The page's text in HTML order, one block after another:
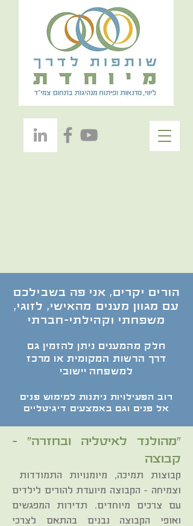
הורים יקרים, אני פה בשבילכם
עם מגוון מענים מהאישי, לזוגי,
משפחתי וקהילתי-חברתי
חלק מהמענים ניתן להזמין גם
דרך הרשות המקומית או מרכז
למשפחה יישובי
רוב הפעילויות ניתנות למימוש פנים
אל פנים וגם באמצעים דיגיטליים
"מהולנד לאיטליה ובחזרה" -
קבוצה
קבוצות תמיכה, מיומנויות התמודדות
וצמיחה - הקבוצה מיועדת להורים לילדים
עם צרכים מיוחדים. תדירות המפגשים
ואופי הקבוצה נבנים בהתאם לצרכי